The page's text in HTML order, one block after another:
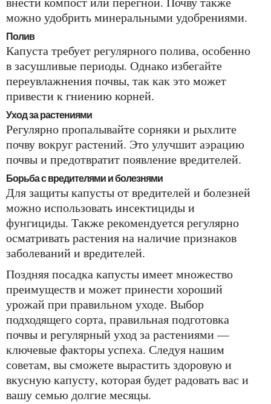
можно удобрить минеральными удобрениями.
Полив
Капуста требует регулярного полива, особенно
в засушливые периоды. Однако избегайте
переувлажнения почвы, так как это может
привести к гниению корней.
Уход за растениями
Регулярно пропалывайте сорняки и рыхлите
почву вокруг растений. Это улучшит аэрацию
почвы и предотвратит появление вредителей.
Борьба с вредителями и болезнями
Для защиты капусты от вредителей и болезней
можно использовать инсектициды и
фунгициды. Также рекомендуется регулярно
осматривать растения на наличие признаков
заболеваний и вредителей.
Поздняя посадка капусты имеет множество
преимуществ и может принести хороший
урожай при правильном уходе. Выбор
подходящего сорта, правильная подготовка
почвы и регулярный уход за растениями —
ключевые факторы успеха. Следуя нашим
советам, вы сможете вырастить здоровую и
вкусную капусту, которая будет радовать вас и
вашу семью долгие месяцы.